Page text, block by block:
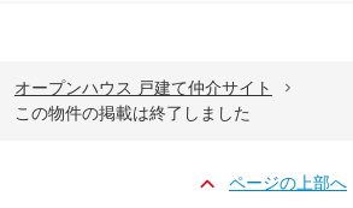
オープンハウス 戸建て仲介サイト
この物件の掲載は終了しました
ページの上部へ